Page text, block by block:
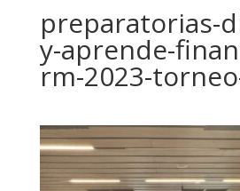
preparatorias-
y-aprende-
rm-2023-